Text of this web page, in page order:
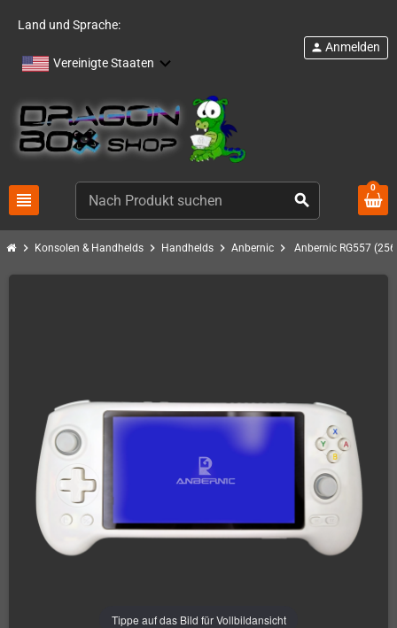
Land und Sprache:
Vereinigte Staaten
view_headline search
person Anmelden
0
chevron_right Konsolen & Handhelds chevron_right Handhelds chevron_right Anbernic chevron_right Anbernic RG557
Tippe auf das Bild für Vollbildansicht